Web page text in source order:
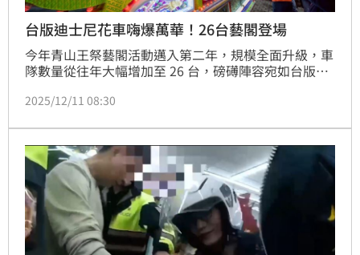
台版迪士尼花車嗨爆萬華！26台藝閣登場
今年青山王祭藝閣活動邁入第二年，規模全面升級，車
隊數量從往年大幅增加至 26 台，磅礡陣容宛如台版迪
第一台由 台北市政府領軍、展現官方對宗教文化的重
題，開場兩車氣勢十足，立刻掀起現場熱潮。
2025/12/11 08:30